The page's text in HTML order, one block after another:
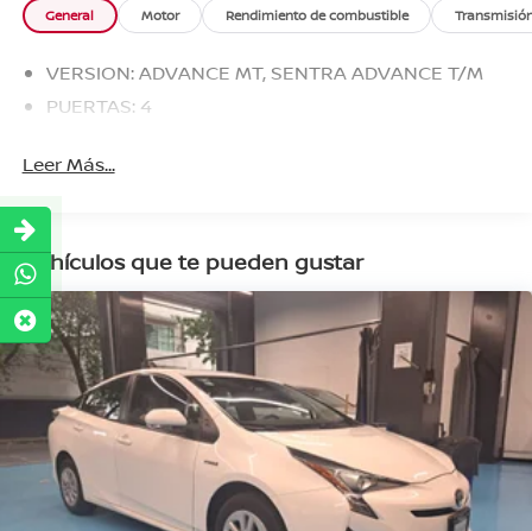
General Motor Rendimiento de combustible
VERSION: ADVANCE MT, SENTRA ADVANCE T/M
PUERTAS: 4
Leer Más...
Vehículos que te pueden gustar